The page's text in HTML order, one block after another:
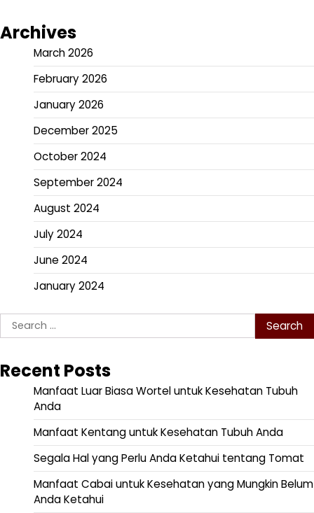
Archives
March 2026
February 2026
January 2026
December 2025
October 2024
September 2024
August 2024
July 2024
June 2024
January 2024
Search
for:
Recent Posts
Manfaat Luar Biasa Wortel untuk Kesehatan Tubuh
Anda
Manfaat Kentang untuk Kesehatan Tubuh Anda
Segala Hal yang Perlu Anda Ketahui tentang Tomat
Manfaat Cabai untuk Kesehatan yang Mungkin Belum
Anda Ketahui